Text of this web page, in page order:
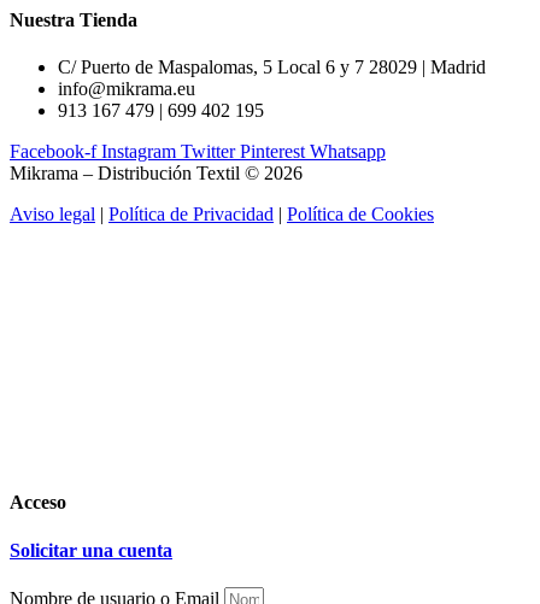
Nuestra Tienda
C/ Puerto de Maspalomas, 5 Local 6 y 7 28029 | Madrid
info@mikrama.eu
913 167 479 | 699 402 195
Facebook-f Instagram Twitter Pinterest Whatsapp
Mikrama – Distribución Textil © 2026
Aviso legal | Política de Privacidad | Política de Cookies
Acceso
Solicitar una cuenta
Nombre de usuario o Email